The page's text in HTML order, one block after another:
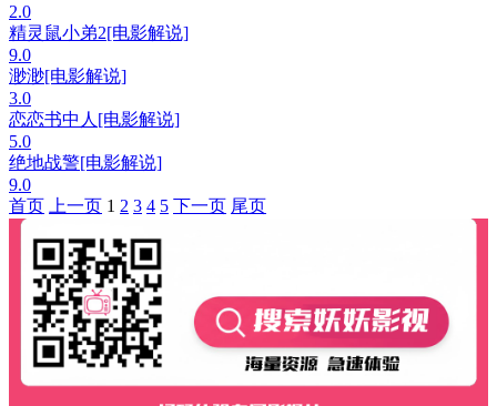
2.0
精灵鼠小弟2[电影解说]
9.0
渺渺[电影解说]
3.0
恋恋书中人[电影解说]
5.0
绝地战警[电影解说]
9.0
首页
上一页 1 2 3 4 5 下一页 尾页